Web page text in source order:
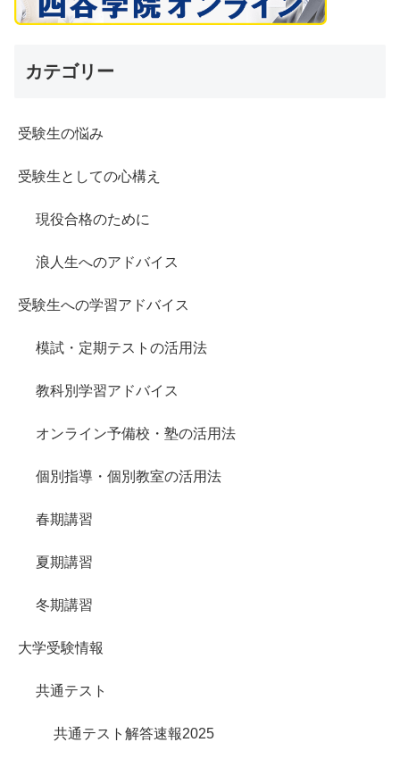
カテゴリー
受験生の悩み
受験生としての心構え
現役合格のために
浪人生へのアドバイス
受験生への学習アドバイス
模試・定期テストの活用法
教科別学習アドバイス
オンライン予備校・塾の活用法
個別指導・個別教室の活用法
春期講習
夏期講習
冬期講習
大学受験情報
共通テスト
共通テスト解答速報2025